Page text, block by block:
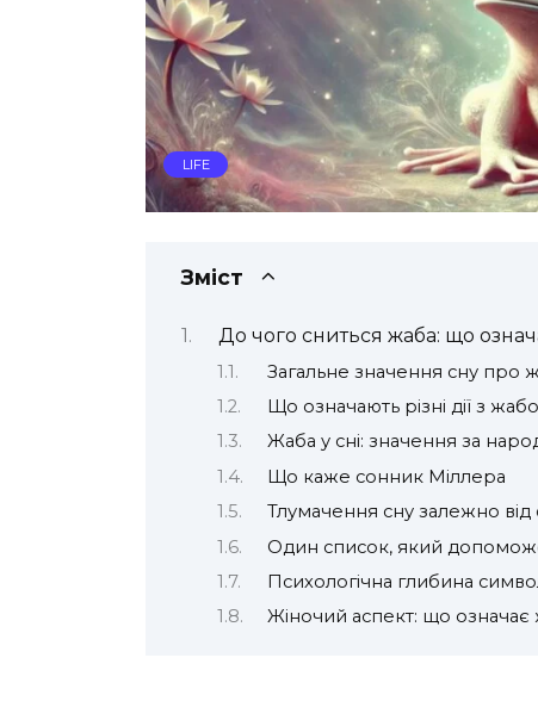
LIFE
Зміст
До чого сниться жаба: що
Загальне значення сну про
Що означають різні дії з
Жаба у сні: значення за
Що каже сонник Міллера
Тлумачення сну залежно від
Один список, який
Психологічна глибина
Жіночий аспект: що означає